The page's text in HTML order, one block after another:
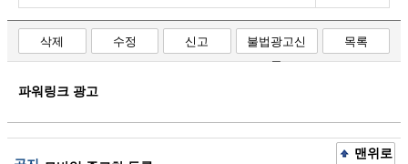
삭제 수정 신고
불법광고신
고
목록
파워링크 광고
맨위로